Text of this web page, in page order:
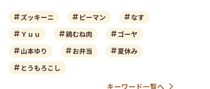
ズッキーニ ピーマン
なす
Ｙｕｕ
鶏むね肉
ゴーヤ
山本ゆり
お弁当
夏休み
とうもろこし
キーワード一覧へ